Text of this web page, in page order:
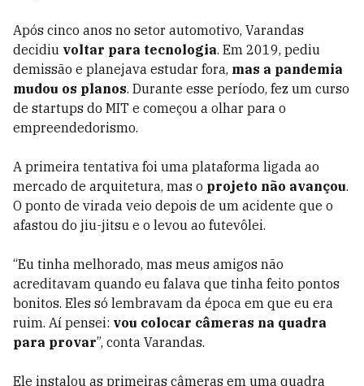
Após cinco anos no setor automotivo, Varandas
decidiu voltar para tecnologia. Em 2019, pediu
demissão e planejava estudar fora, mas a pandemia
mudou os planos. Durante esse período, fez um curso
de startups do MIT e começou a olhar para o
empreendedorismo.
A primeira tentativa foi uma plataforma ligada ao
mercado de arquitetura, mas o projeto não avançou.
O ponto de virada veio depois de um acidente que o
afastou do jiu-jitsu e o levou ao futevôlei.
“Eu tinha melhorado, mas meus amigos não
acreditavam quando eu falava que tinha feito pontos
bonitos. Eles só lembravam da época em que eu era
ruim. Aí pensei: vou colocar câmeras na quadra
para provar”, conta Varandas.
Ele instalou as primeiras câmeras em uma quadra